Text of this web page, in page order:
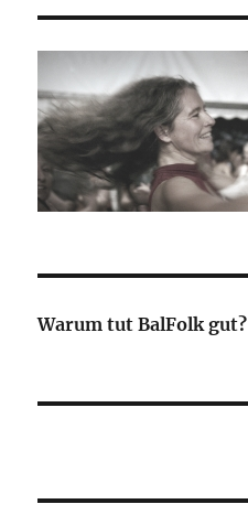
Warum tut BalFolk gut?